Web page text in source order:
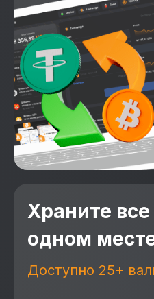
Храните
одном
Доступно 25+